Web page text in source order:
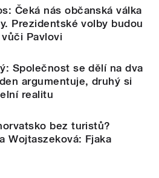
Čeká nás občanská válka
Prezidentské volby budou
Pavlovi
Společnost se dělí na dva
argumentuje, druhý si
realitu
bez turistů?
Wojtaszeková: Fjaka